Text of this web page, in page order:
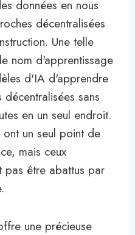
données en nous
décentralisées
Une telle
nom d'apprentissage
d'IA d'apprendre
sans
en un seul endroit.
ont un seul point de
mais ceux
pas être abattus par
une précieuse